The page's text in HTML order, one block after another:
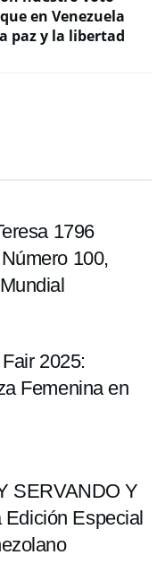
en Venezuela
paz y la libertad
1796
100,
2025:
Femenina en
SERVANDO Y
Especial